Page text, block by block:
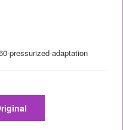
pressurized-adaptation